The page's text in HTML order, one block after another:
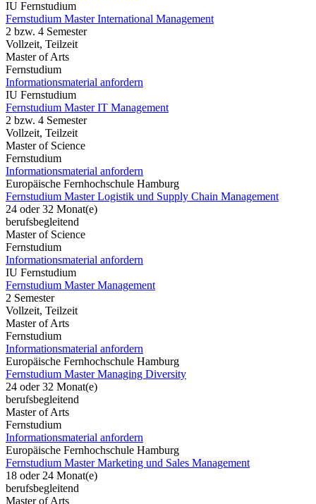
IU Fernstudium
Fernstudium Master International Management
2 bzw. 4 Semester
Vollzeit, Teilzeit
Master of Arts
Fernstudium
Informationsmaterial anfordern
IU Fernstudium
Fernstudium Master IT Management
2 bzw. 4 Semester
Vollzeit, Teilzeit
Master of Science
Fernstudium
Informationsmaterial anfordern
Europäische Fernhochschule Hamburg
Fernstudium Master Logistik und Supply Chain Management
24 oder 32 Monat(e)
berufsbegleitend
Master of Science
Fernstudium
Informationsmaterial anfordern
IU Fernstudium
Fernstudium Master Management
2 Semester
Vollzeit, Teilzeit
Master of Arts
Fernstudium
Informationsmaterial anfordern
Europäische Fernhochschule Hamburg
Fernstudium Master Managing Diversity
24 oder 32 Monat(e)
berufsbegleitend
Master of Arts
Fernstudium
Informationsmaterial anfordern
Europäische Fernhochschule Hamburg
Fernstudium Master Marketing und Sales Management
18 oder 24 Monat(e)
berufsbegleitend
Master of Arts